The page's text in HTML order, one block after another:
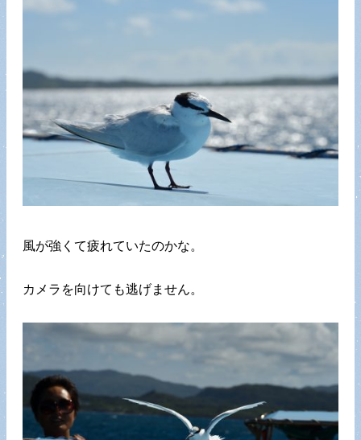
風が強くて疲れていたのかな。
カメラを向けても逃げません。